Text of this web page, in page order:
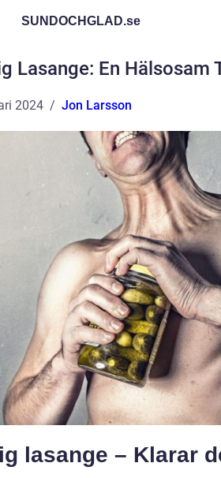
SUNDOCHGLAD.se
Lasange: En Hälsosam
2024 Jon Larsson
lasange – Klarar